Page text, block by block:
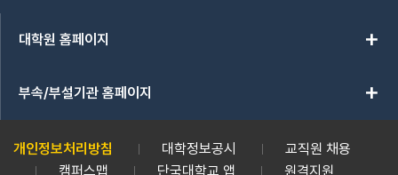
대학원 홈페이지 add
부속/부설기관 홈페이지 add
개인정보처리방침 대학정보공시
교직원 채용
캠퍼스맵
단국대학교 앱 원격지원